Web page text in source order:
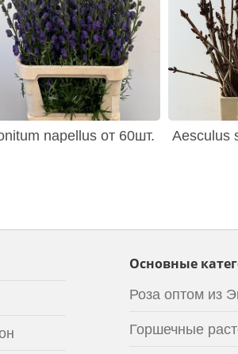
napellus от 60шт.
Aesculus
Основные
Роза оптом из
Горшечные